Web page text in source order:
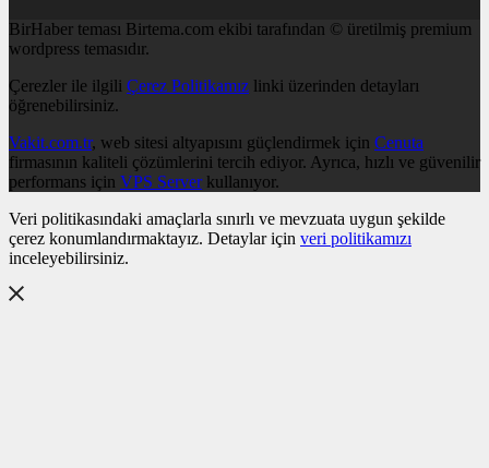
BirHaber teması Birtema.com ekibi tarafından © üretilmiş premium
wordpress temasıdır.
Çerezler ile ilgili Çerez Politikamız linki üzerinden detayları
öğrenebilirsiniz.
Vakit.com.tr, web sitesi altyapısını güçlendirmek için Cenuta
firmasının kaliteli çözümlerini tercih ediyor. Ayrıca, hızlı ve güvenilir
performans için VPS Serverkullanıyor.
Veri politikasındaki amaçlarla sınırlı ve mevzuata uygun şekilde
çerez konumlandırmaktayız. Detaylar için veri politikamızı
inceleyebilirsiniz.